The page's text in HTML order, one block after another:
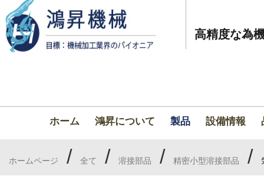
高精度な為
ホーム 鴻昇について 製品 設備情報
ホームページ / 全て / 溶接部品 / 精密小型溶接部品 /